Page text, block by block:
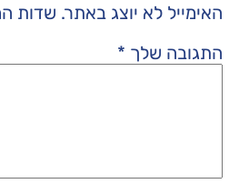
האימייל לא יוצג באתר. שדות
התגובה שלך *